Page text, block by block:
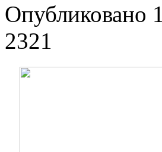
Опубликовано
2321